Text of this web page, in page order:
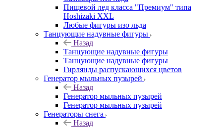
Пищевой лед класса "Премиум" типа
Hoshizaki XXL
Любые фигуры изо льда
Танцующие надувные фигуры
Назад
Танцующие надувные фигуры
Танцующие надувные фигуры
Гирлянды распускающихся цветов
Генератор мыльных пузырей
Назад
Генератор мыльных пузырей
Генератор мыльных пузырей
Генераторы снега
Назад